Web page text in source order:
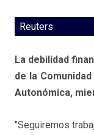
Reuters
La debilidad
de la
Autonómica,
"Seguiremos